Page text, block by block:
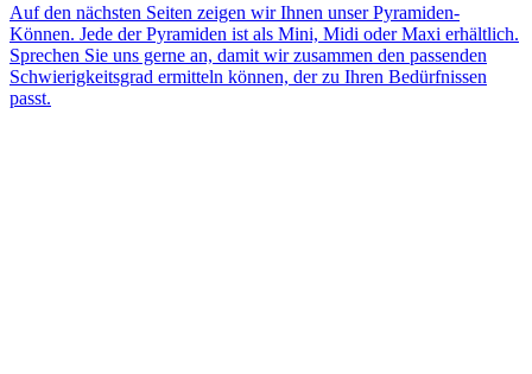
Auf den nächsten Seiten zeigen wir Ihnen unser Pyramiden-
Können. Jede der Pyramiden ist als Mini, Midi oder Maxi erhältlich.
Sprechen Sie uns gerne an, damit wir zusammen den passenden
Schwierigkeitsgrad ermitteln können, der zu Ihren Bedürfnissen
passt.